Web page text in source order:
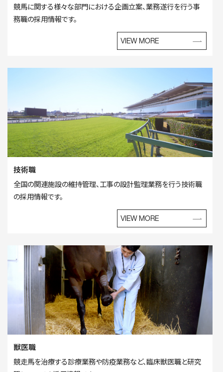
競馬に関する様々な部門における企画立案、業務遂行を行う事
務職の採用情報です。
VIEW MORE
技術職
全国の関連施設の維持管理、工事の設計監理業務を行う技術職
の採用情報です。
VIEW MORE
獣医職
競走馬を治療する診療業務や防疫業務など、臨床獣医職と研究